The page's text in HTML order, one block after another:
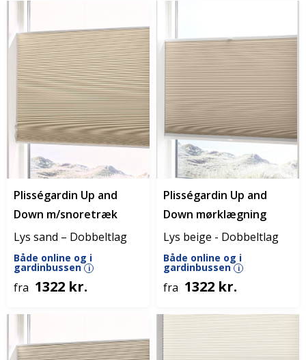
Plisségardin Up and
Down m/snoretræk
Lys sand – Dobbeltlag
Både online og i
gardinbussen i
fra 1322 kr.
Plisségardin Up and
Down mørklægning
Lys beige - Dobbeltlag
Både online og i
gardinbussen i
fra 1322 kr.